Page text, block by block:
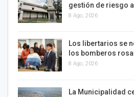
gestión de riesgo
8 Ago, 2026
Los libertarios se
los bomberos
8 Ago, 2026
La Municipalidad